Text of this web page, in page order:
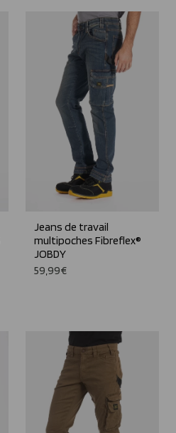
Jeans de travail
multipoches Fibreflex®
JOBDY
59,99€